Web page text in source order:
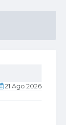
21 Ago 2026